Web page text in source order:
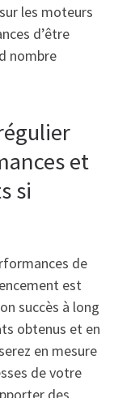
les moteurs
d’être
nombre
et
si
de
est
succès à long
obtenus et en
en mesure
de votre